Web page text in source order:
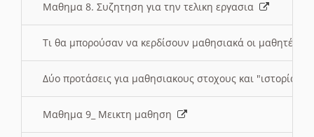
Μαθημα 8. Συζητηση για την τελικη εργασια
Τι θα μπορούσαν να κερδίσουν μαθησιακά οι μαθητές/
Δύο προτάσεις για μαθησιακους στοχους και "ιστορία"
Μαθημα 9_ Μεικτη μαθηση